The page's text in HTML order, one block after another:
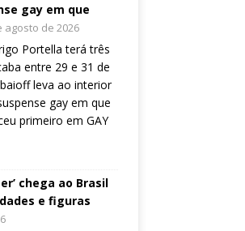
gay em que
agosto de 2026
Portella terá três
entre 29 e 31 de
leva ao interior
gay em que
primeiro em GAY
chega ao Brasil
e figuras